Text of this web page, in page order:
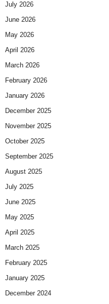
July 2026
June 2026
May 2026
April 2026
March 2026
February 2026
January 2026
December 2025
November 2025
October 2025
September 2025
August 2025
July 2025
June 2025
May 2025
April 2025
March 2025
February 2025
January 2025
December 2024